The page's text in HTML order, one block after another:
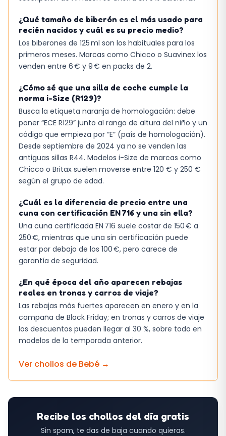
¿Qué tamaño de biberón es el más usado para
recién nacidos y cuál es su precio medio?
Los biberones de 125 ml son los habituales para los
primeros meses. Marcas como Chicco o Suavinex los
venden entre 6 € y 9 € en packs de 2.
¿Cómo sé que una silla de coche cumple la
norma i-Size (R129)?
Busca la etiqueta naranja de homologación: debe
poner “ECE R129” junto al rango de altura del niño y un
código que empieza por “E” (país de homologación).
Desde septiembre de 2024 ya no se venden las
antiguas sillas R44. Modelos i-Size de marcas como
Chicco o Britax suelen moverse entre 120 € y 250 €
según el grupo de edad.
¿Cuál es la diferencia de precio entre una
cuna con certificación EN 716 y una sin ella?
Una cuna certificada EN 716 suele costar de 150 € a
250 €, mientras que una sin certificación puede
estar por debajo de los 100 €, pero carece de
garantía de seguridad.
¿En qué época del año aparecen rebajas
reales en tronas y carros de viaje?
Las rebajas más fuertes aparecen en enero y en la
campaña de Black Friday; en tronas y carros de viaje
los descuentos pueden llegar al 30 %, sobre todo en
modelos de la temporada anterior.
Ver chollos de Bebé →
Recibe los chollos del día gratis
Sin spam, te das de baja cuando quieras.